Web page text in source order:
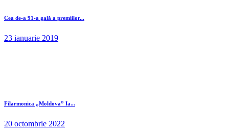
Cea de-a 91-a gală a premiilor...
23 ianuarie 2019
Filarmonica „Moldova” Ia...
20 octombrie 2022